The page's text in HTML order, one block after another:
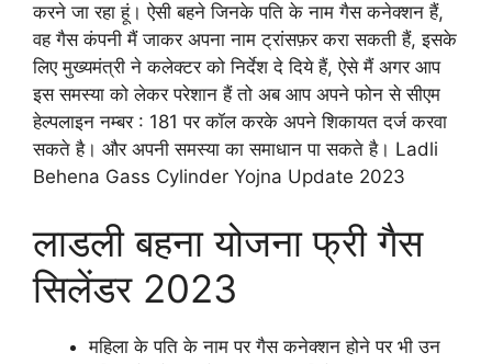
करने जा रहा हूं। ऐसी बहने जिनके पति के नाम गैस कनेक्शन हैं,
वह गैस कंपनी मैं जाकर अपना नाम ट्रांसफ़र करा सकती हैं, इसके
लिए मुख्यमंत्री ने कलेक्टर को निर्देश दे दिये हैं, ऐसे मैं अगर आप
इस समस्या को लेकर परेशान हैं तो अब आप अपने फोन से सीएम
हेल्पलाइन नम्बर : 181 पर कॉल करके अपने शिकायत दर्ज करवा
सकते है। और अपनी समस्या का समाधान पा सकते है। Ladli
Behena Gass Cylinder Yojna Update 2023
लाडली बहना योजना फ्री गैस
सिलेंडर 2023
महिला के पति के नाम पर गैस कनेक्शन होने पर भी उन